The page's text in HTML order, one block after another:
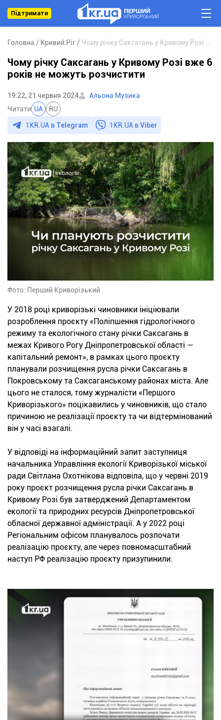
Підтримати
Головна Кривий Ріг
Чому річку Саксагань у Кривому Розі вже 6
років не можуть розчистити
19:22, 21 червня 2024
Альона Музика
Читати UA RU
1KR.UA в Telegram 1KR.UA вViber
Фото: Перший Криворізький
У 2018 році криворізькі чиновники ініціювали
розроблення проєкту «Поліпшення гідрологічного
режиму та екологічного стану річки Саксагань в
межах Кривого Рогу Дніпропетровської області —
капітальний ремонт», в рамках цього проєкту
планували розчищення русла річки Саксагань в
Покровському та Саксаганському районах міста. Але
цього не сталося, тому журналісти «Першого
Криворізького» поцікавились у чиновників, що стало
причиною не реалізації проєкту та чи відтермінований
він у часі взагалі.
У відповіді на інформаційний запит заступниця
начальника Управління екології Криворізької міської
ради Світлана Охотнікова відповіла, що у червні 2019
року проєкт розчищення русла річки Саксагань в
Кривому Розі був затверджений Департаментом
екології та природних ресурсів Дніпропетровської
обласної державної адміністрації. А у 2022 році
Регіональним офісом планувалось розпочати
реалізацію проєкту, але через повномасштабний
наступ РФ реалізацію проєкту призупинили.